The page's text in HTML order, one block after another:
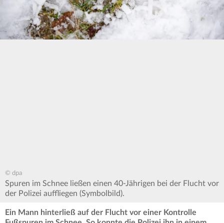
© dpa
Spuren im Schnee ließen einen 40-Jährigen bei der Flucht vor
der Polizei auffliegen (Symbolbild).
Ein Mann hinterließ auf der Flucht vor einer Kontrolle